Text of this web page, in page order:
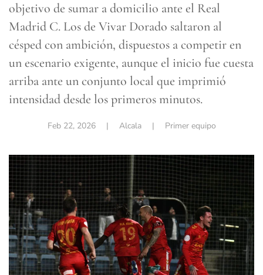
objetivo de sumar a domicilio ante el Real
Madrid C. Los de Vivar Dorado saltaron al
césped con ambición, dispuestos a competir en
un escenario exigente, aunque el inicio fue cuesta
arriba ante un conjunto local que imprimió
intensidad desde los primeros minutos.
Feb 22, 2026| Alcala | Primer equipo